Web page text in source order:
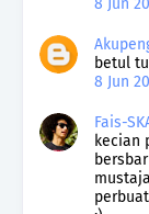
8 Jun
betul
8 Jun
Fais-
kecian